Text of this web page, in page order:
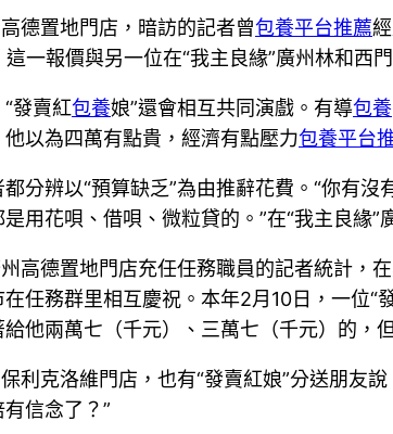
德置地門店，暗訪的記者曾包養平台推薦
一報價與另一位在“我主良緣”廣州林和西
發賣紅包養娘”還會相互共同演戲。有導包養
以為四萬有點貴，經濟有點壓力包養平台
分辨以“預算缺乏”為由推辭花費。“你有
用花唄、借唄、微粒貸的。”在“我主良緣”
高德置地門店充任任務職員的記者統計，
任務群里相互慶祝。本年2月10日，一位“
他兩萬七（千元）、三萬七（千元）的，
利克洛維門店，也有“發賣紅娘”分送朋友
信念了？”